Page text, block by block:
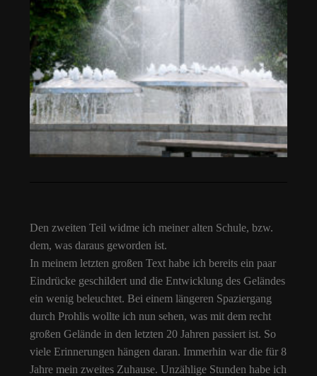
Den zweiten Teil widme ich meiner alten Schule, bzw.
dem, was daraus geworden ist.
In meinem letzten großen Text habe ich bereits ein paar
Eindrücke geschildert und die Entwicklung des Geländes
ein wenig beleuchtet. Bei einem längeren Spaziergang
durch Prohlis wollte ich nun sehen, was mit dem recht
großen Gelände in den letzten 20 Jahren passiert ist. So
viele Erinnerungen hängen daran. Immerhin war die für 8
Jahre mein zweites Zuhause. Unzählige Stunden habe ich